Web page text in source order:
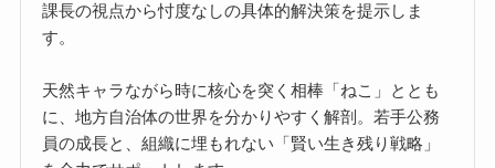
課長の視点から忖度なしの具体的解決策を提示しま
す。
天然キャラながら時に核心を突く相棒「ねこ」ととも
に、地方自治体の世界を分かりやすく解剖。若手公務
員の成長と、組織に埋もれない「賢い生き残り戦略」